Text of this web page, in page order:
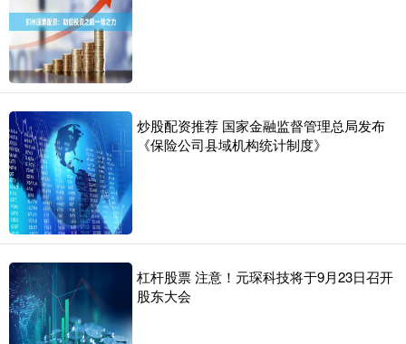
炒股配资推荐 国家金融监督管理总局发布
《保险公司县域机构统计制度》
杠杆股票 注意！元琛科技将于9月23日召开
股东大会